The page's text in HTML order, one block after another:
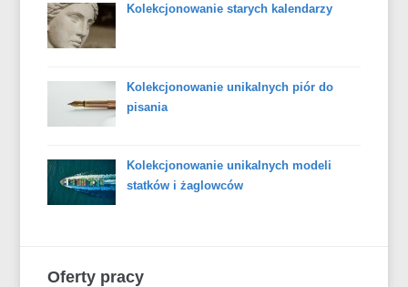
Kolekcjonowanie starych kalendarzy
Kolekcjonowanie unikalnych piór do
pisania
Kolekcjonowanie unikalnych modeli
statków i żaglowców
Oferty pracy